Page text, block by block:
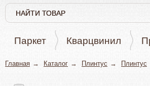
Паркет Кварцвинил
Главная Каталог Плинтус Плинтус